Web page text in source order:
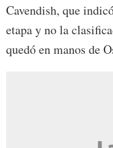
Cavendish, que
etapa y no la
quedó en manos de